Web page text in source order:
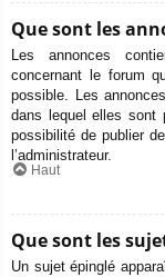
Que sont les
Les annonces
concernant le forum
possible. Les
dans lequel elles sont
possibilité de publier
l’administrateur.
Haut
Que sont les
Un sujet épinglé